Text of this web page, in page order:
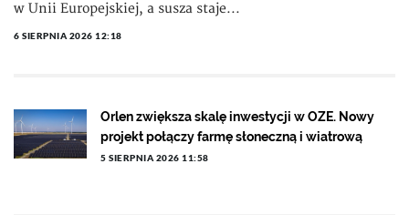
w Unii Europejskiej, a susza staje...
6 SIERPNIA 2026 12:18
Orlen zwiększa skalę inwestycji w OZE. Nowy
projekt połączy farmę słoneczną i wiatrową
5 SIERPNIA 2026 11:58